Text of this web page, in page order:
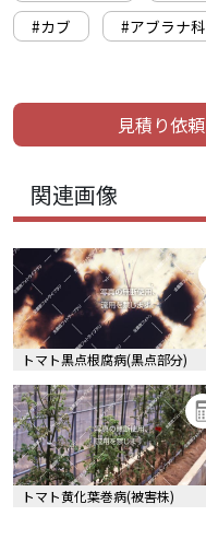
#カブ
#アブラナ科
関連画像
トマト黒点根腐病(黒点部分)
トマト黄化葉巻病(被害株)